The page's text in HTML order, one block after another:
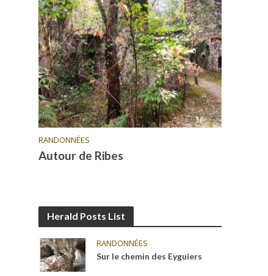
RANDONNÉES
Autour de Ribes
Herald Posts List
RANDONNÉES
Sur le chemin des Eyguiers